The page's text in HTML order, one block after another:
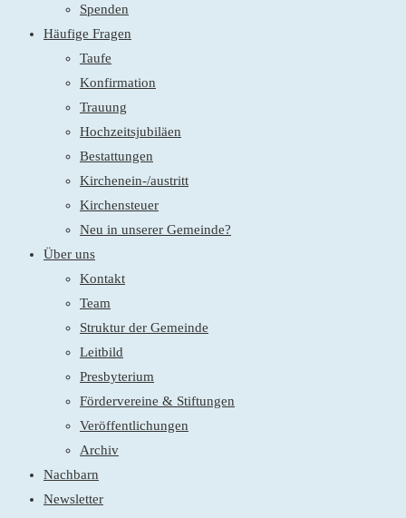
Spenden
Häufige Fragen
Taufe
Konfirmation
Trauung
Hochzeitsjubiläen
Bestattungen
Kirchenein-/austritt
Kirchensteuer
Neu in unserer Gemeinde?
Über uns
Kontakt
Team
Struktur der Gemeinde
Leitbild
Presbyterium
Fördervereine & Stiftungen
Veröffentlichungen
Archiv
Nachbarn
Newsletter